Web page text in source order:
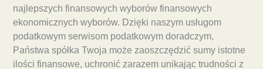
najlepszych finansowych wyborów finansowych
ekonomicznych wyborów. Dzięki naszym usługom
podatkowym serwisom podatkowym doradczym,
Państwa spółka Twoja może zaoszczędzić sumy istotne
ilości finansowe, uchronić zarazem unikając trudności z